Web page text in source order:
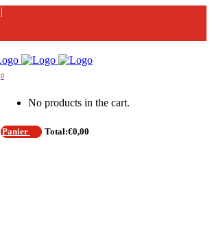
0
No products in the cart.
Panier Total:€0,00